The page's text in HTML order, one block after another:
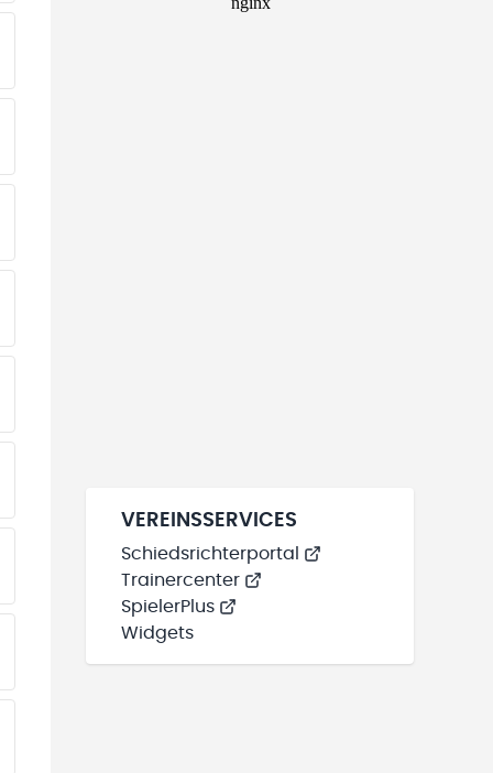
TEAMS“ HINZUFÜGEN
TEAMS“ HINZUFÜGEN
TEAMS“ HINZUFÜGEN
TEAMS“ HINZUFÜGEN
TEAMS“ HINZUFÜGEN
TEAMS“ HINZUFÜGEN
TEAMS“ HINZUFÜGEN
TEAMS“ HINZUFÜGEN
TEAMS“ HINZUFÜGEN
VEREINSSERVICES
Schiedsrichterportal
Trainercenter
SpielerPlus
Widgets